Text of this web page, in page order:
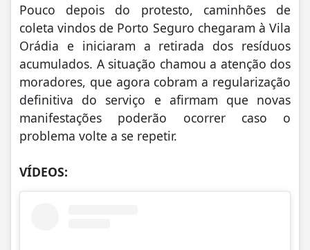
Pouco depois do protesto, caminhões de
coleta vindos de Porto Seguro chegaram à Vila
Orádia e iniciaram a retirada dos resíduos
acumulados. A situação chamou a atenção dos
moradores, que agora cobram a regularização
definitiva do serviço e afirmam que novas
manifestações poderão ocorrer caso o
problema volte a se repetir.
VÍDEOS: